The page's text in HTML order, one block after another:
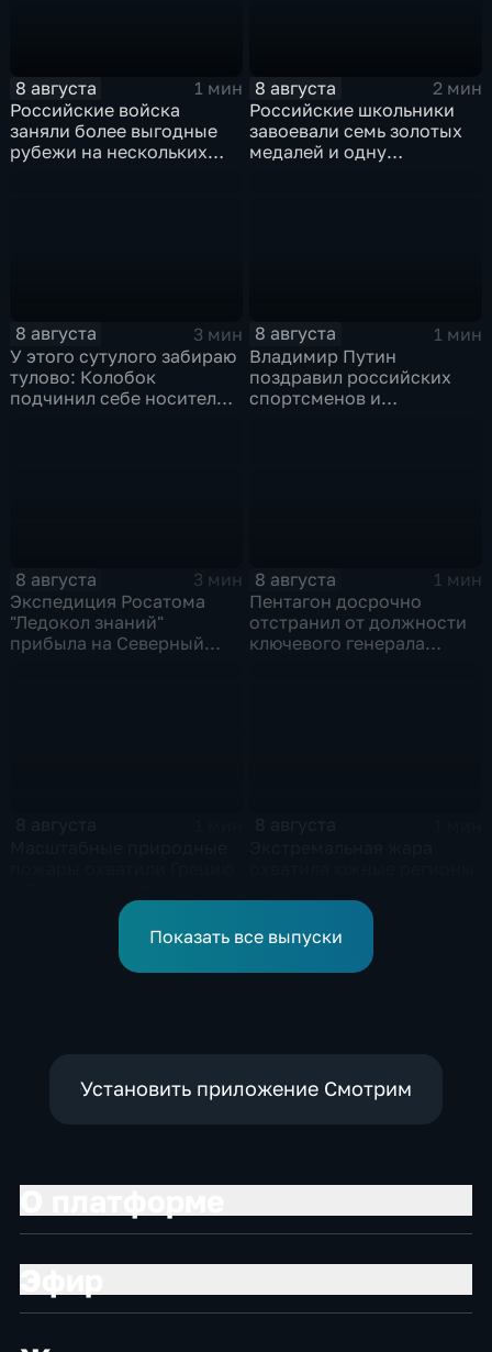
8 августа
1 мин
Российские войска
заняли более выгодные
рубежи на нескольких
8 августа
2 мин
Российские школьники
завоевали семь золотых
медалей и одну
8 августа
3 мин
У этого сутулого забираю
тулово: Колобок
подчинил себе носителя в
8 августа
1 мин
Владимир Путин
поздравил российских
спортсменов и
8 августа
3 мин
Экспедиция Росатома
"Ледокол знаний"
прибыла на Северный
8 августа
1 мин
Пентагон досрочно
отстранил от должности
ключевого генерала
европейской засухи
Показать все выпуски
Установить приложение Смотрим